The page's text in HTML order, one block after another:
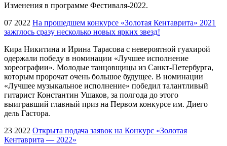
Изменения в программе Фестиваля-2022.
07 2022 На прошедшем конкурсе «Золотая Кентаврита» 2021
зажглось сразу несколько новых ярких звезд!
Кира Никитина и Ирина Тарасова с невероятной гуахирой
одержали победу в номинации «Лучшее исполнение
хореографии». Молодые танцовщицы из Санкт-Петербурга,
которым пророчат очень большое будущее. В номинации
«Лучшее музыкальное исполнение» победил талантливый
гитарист Константин Ушаков, за полгода до этого
выигравший главный приз на Первом конкурсе им. Диего
дель Гастора.
23 2022 Открыта подача заявок на Конкурс «Золотая
Кентаврита — 2022»